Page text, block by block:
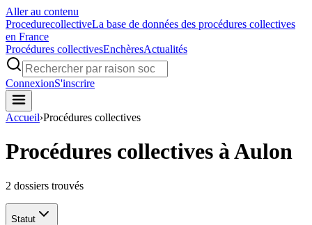
Aller au contenu
ProcedurecollectiveLa base de données des procédures collectives
en France
Procédures collectivesEnchèresActualités
ConnexionS'inscrire
Accueil›Procédures collectives
Procédures collectives à Aulon
2 dossiers trouvés
Statut